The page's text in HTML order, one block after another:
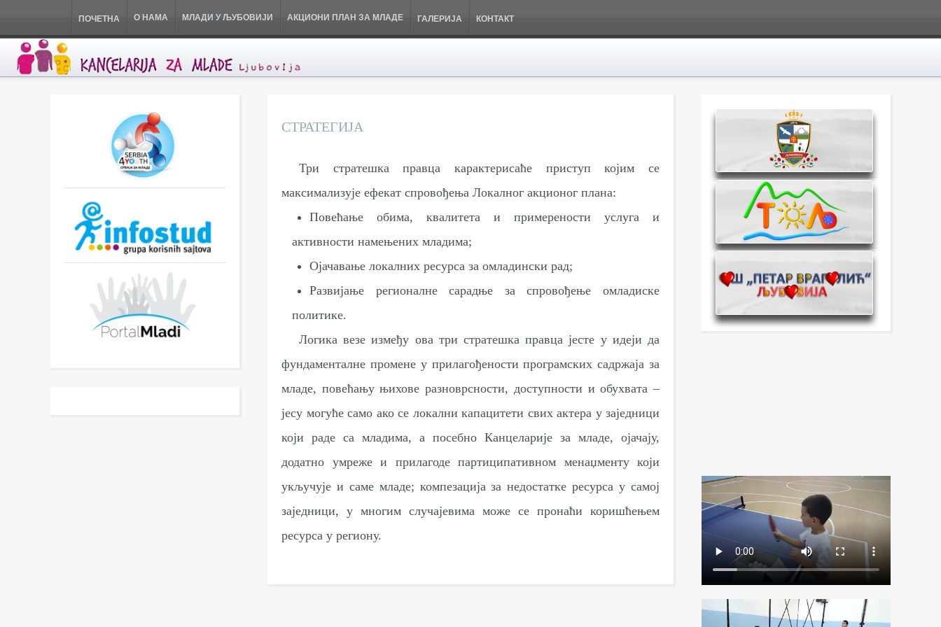
ПОЧЕТНА О НАМА МЛАДИ У ЉУБОВИЈИ АКЦИОНИ ПЛАН ЗА МЛАДЕ ГАЛЕРИЈА КОНТАКТ
СТРАТЕГИЈА
Три стратешка правца карактерисаће приступ којим се
максимализује ефекат спровођења Локалног акционог плана:
Повећање обима, квалитета и примерености услуга и
активности намењених младима;
Ојачавање локалних ресурса за омладински рад;
Развијање регионалне сарадње за спровођење омладиске
политике.
Логика везе између ова три стратешка правца јесте у идеји да
фундаменталне промене у прилагођености програмских садржаја за
младе, повећању њихове разноврсности, доступности и обухвата –
јесу могуће само ако се локални капацитети свих актера у заједници
који раде са младима, а посебно Канцеларије за младе, ојачају,
додатно умреже и прилагоде партиципативном менаџменту који
укључује и саме младе; компезација за недостатке ресурса у самој
заједници, у многим случајевима може се пронаћи коришћењем
ресурса у региону.